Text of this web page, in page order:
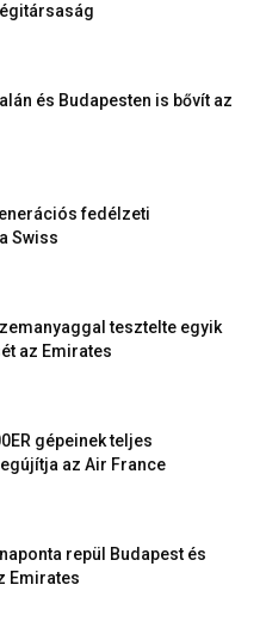
és Budapesten is bővít az
fedélzeti
Swiss
tesztelte egyik
az Emirates
gépeinek teljes
az Air France
repül Budapest és
Emirates